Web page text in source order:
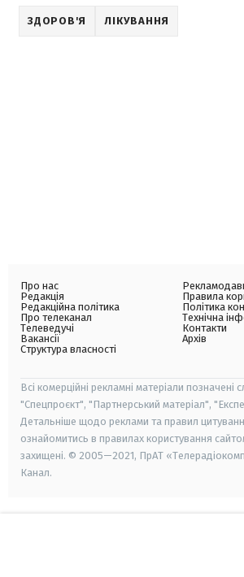
ЗДОРОВ'Я ЛІКУВАННЯ
Про нас
Редакція
Редакційна політика
Про телеканал
Телеведучі
Вакансії
Структура власності
Правила
Політика
Технічна
Контакти
Архів
Всі комерційні рекламні матеріали позначені
"Спецпроєкт", "Партнерський матеріал",
Детальніше щодо реклами та правил
ознайомитись в правилах користування
захищені. © 2005—2021, ПрАТ
Канал.